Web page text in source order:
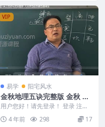
VIP
易学 阳宅风水
金秋地理五诀完整版 金秋 地
理五决详解课程完整版视频1
53集
用户您好！请先登录！ 登录 注册
金秋地理五诀完整版 金秋地理五
诀完整版 编号...
4 年前 298 17